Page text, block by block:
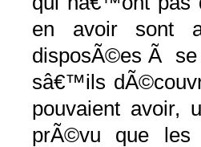
en avoir sont
disposÃ©es Ã se
sâ€™ils
pouvaient avoir,
prÃ©vu que les